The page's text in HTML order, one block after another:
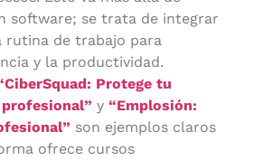
software; se trata de integrar
rutina de trabajo para
y la productividad.
Protege tu
y “Emplosión:
son ejemplos claros
ofrece cursos